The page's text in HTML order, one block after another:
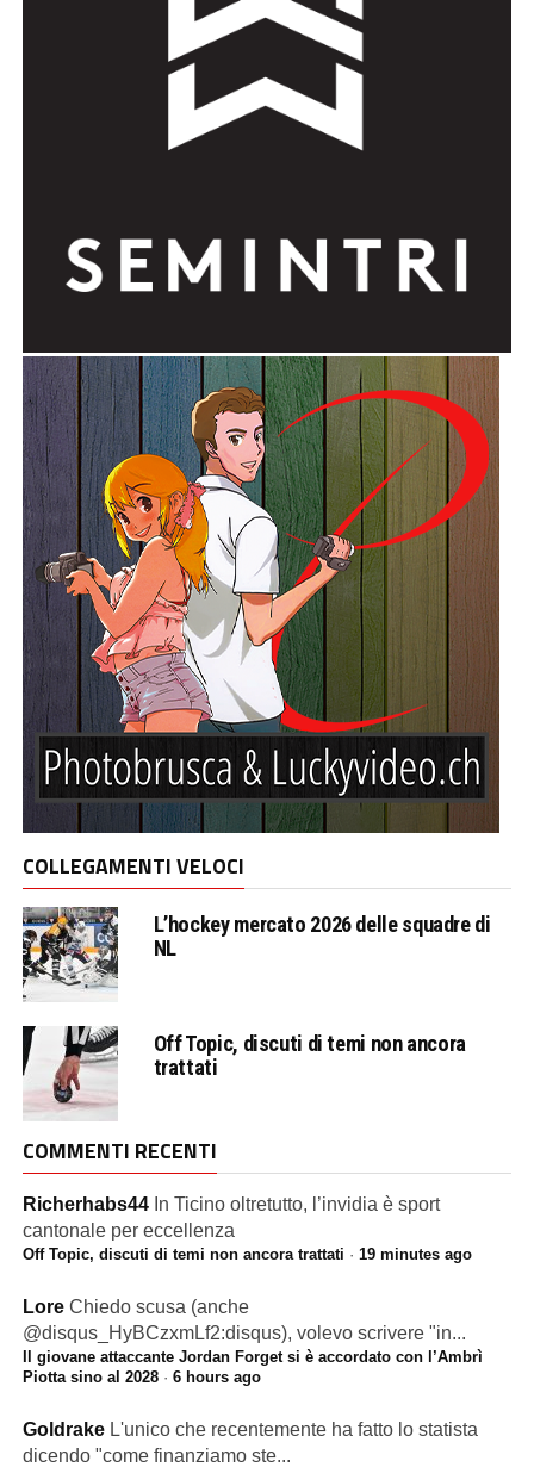
COLLEGAMENTI VELOCI
L’hockey mercato 2026 delle squadre di
NL
Off Topic, discuti di temi non ancora
trattati
COMMENTI RECENTI
Richerhabs44 In Ticino oltretutto, l’invidia è sport
cantonale per eccellenza
Off Topic, discuti di temi non ancora trattati · 19 minutes ago
Lore Chiedo scusa (anche
@disqus_HyBCzxmLf2:disqus), volevo scrivere "in...
Il giovane attaccante Jordan Forget si è accordato con l’Ambrì
Piotta sino al 2028· 6 hours ago
Goldrake L'unico che recentemente ha fatto lo statista
dicendo "come finanziamo ste...